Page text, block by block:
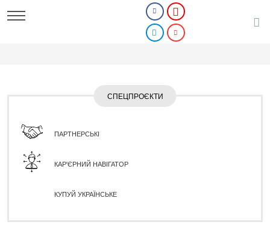
СПЕЦПРОЄКТИ
ПАРТНЕРСЬКІ
КАР'ЄРНИЙ НАВІГАТОР
КУПУЙ УКРАЇНСЬКЕ